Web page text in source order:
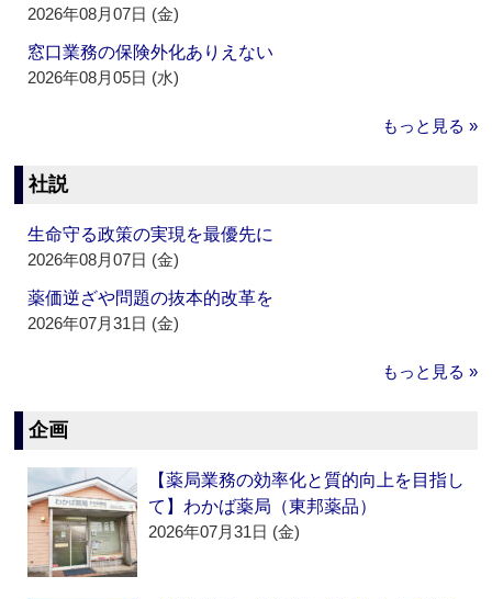
2026年08月07日 (金)
窓口業務の保険外化ありえない
2026年08月05日 (水)
もっと見る »
社説
生命守る政策の実現を最優先に
2026年08月07日 (金)
薬価逆ざや問題の抜本的改革を
2026年07月31日 (金)
もっと見る »
企画
【薬局業務の効率化と質的向上を目指し
て】わかば薬局（東邦薬品）
2026年07月31日 (金)